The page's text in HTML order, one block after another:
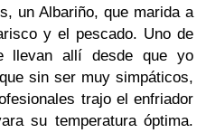
un Albariño, que marida a
y el pescado. Uno de
llevan allí desde que yo
sin ser muy simpáticos,
trajo el enfriador
su temperatura óptima.